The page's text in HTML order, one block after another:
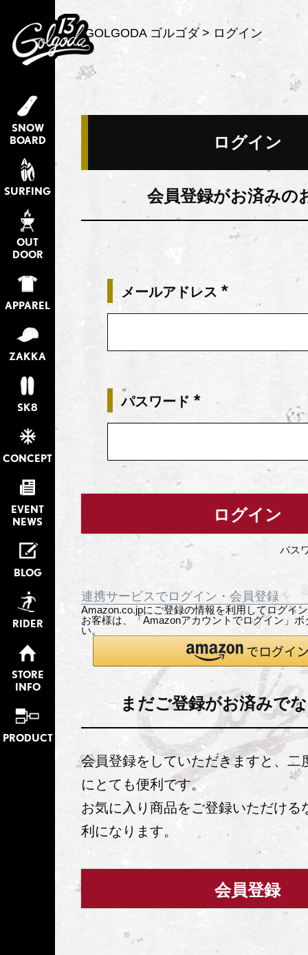
SNOW
BOARD
SURFING
OUT
DOOR
APPAREL
ZAKKA
SK8
CONCEPT
EVENT
NEWS
BLOG
RIDER
STORE
INFO
PRODUCT
GOLGODA ゴルゴダ ログイン
ログイン
会員登録がお済みの
メールアドレス
パスワード
(必
ログイン
パス
連携サービスでログイン・会員登録
Amazon.co.jpにご登録の情報を利用してログイ
お客様は、「Amazonアカウントでログイン」
い。
まだご登録がお済みで
会員登録をしていただきますと、二
にとても便利です。
お気に入り商品をご登録いただける
利になります。
会員登録